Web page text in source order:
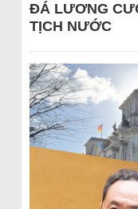
ĐÁ LƯƠNG
TỊCH NƯỚC